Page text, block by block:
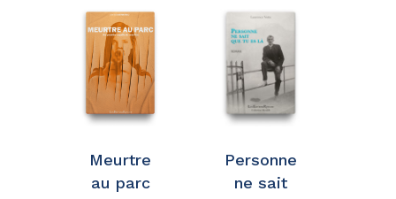
Go To Shop
Meurtre
au parc
Personne
ne sait